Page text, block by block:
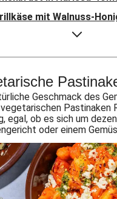
mit Walnuss-
Makali! Würziges
Pastinaken-Maronen-
Spätherbstlicher
Pastinaken-Maronen-
mit
Masala-
in Town:
Geschmack des
Pastinaken
egal, ob es sich um
oder einem